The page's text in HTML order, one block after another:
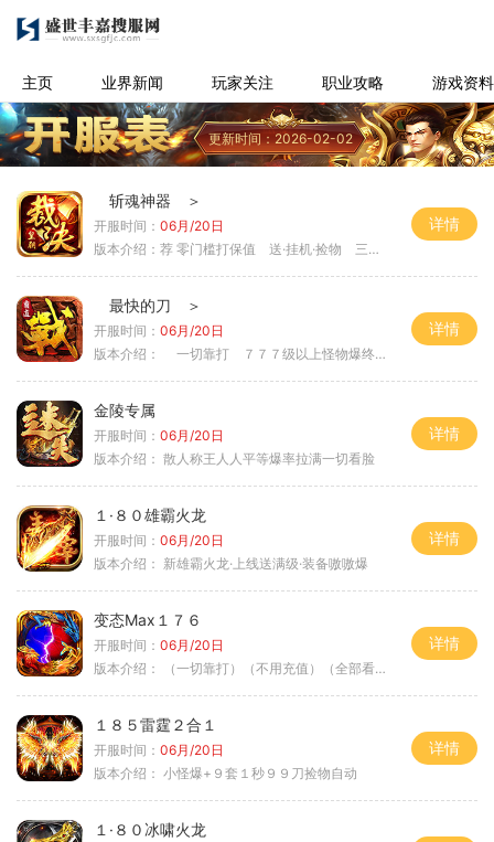
主页 业界新闻 玩家关注 职业攻略 游戏资料
更新时间：2026-02-02
斩魂神器 ＞
开服时间： 06月/20日
版本介绍： 荐 零门槛打保值 送·挂机·捡物 三天合区＞
详情
最快的刀 ＞
开服时间： 06月/20日
版本介绍：
一切靠打 ７７７级以上怪物爆终极 ＞
详情
金陵专属
开服时间： 06月/20日
版本介绍： 散人称王人人平等爆率拉满一切看脸
详情
１·８０雄霸火龙
开服时间： 06月/20日
版本介绍： 新雄霸火龙·上线送满级·装备嗷嗷爆
详情
变态Max１７６
开服时间： 06月/20日
版本介绍：
（一切靠打）（不用充值）（全部看脸）
详情
１８５雷霆２合１
开服时间： 06月/20日
版本介绍： 小怪爆+９套１秒９９刀捡物自动
详情
１·８０冰啸火龙